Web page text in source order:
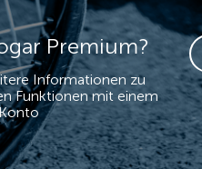
Premium?
Informationen zu
Funktionen mit einem